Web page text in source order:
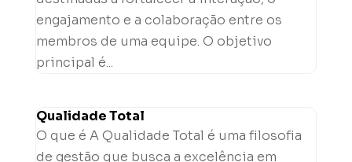
engajamento e a colaboração entre os
membros de uma equipe. O objetivo
principal é...
Qualidade Total
O que é A Qualidade Total é uma filosofia
de gestão que busca a excelência em